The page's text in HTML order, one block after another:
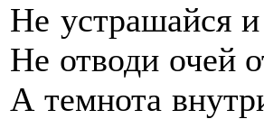
Не устрашайся
Не отводи очей
А темнота